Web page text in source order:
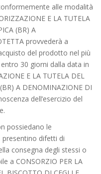
alle modalità
E LA TUTELA
(BR) A
provvederà a
del prodotto nel più
30 giorni dalla data in
E LA TUTELA DEL
A DENOMINAZIONE DI
dell’esercizio del
possiedano le
presentino difetti di
consegna degli stessi o
a CONSORZIO PER LA